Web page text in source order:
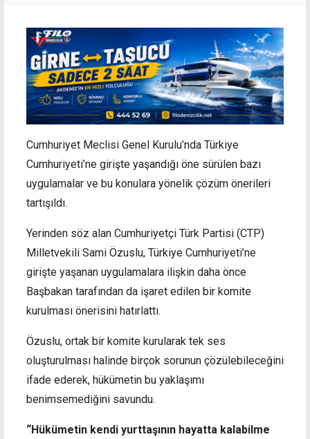
Cumhuriyet Meclisi Genel Kurulu’nda Türkiye
Cumhuriyeti’ne girişte yaşandığı öne sürülen bazı
uygulamalar ve bu konulara yönelik çözüm önerileri
tartışıldı.
Yerinden söz alan Cumhuriyetçi Türk Partisi (CTP)
Milletvekili Sami Özuslu, Türkiye Cumhuriyeti’ne
girişte yaşanan uygulamalara ilişkin daha önce
Başbakan tarafından da işaret edilen bir komite
kurulması önerisini hatırlattı.
Özuslu, ortak bir komite kurularak tek ses
oluşturulması halinde birçok sorunun çözülebileceğini
ifade ederek, hükümetin bu yaklaşımı
benimsemediğini savundu.
“Hükümetin kendi yurttaşının hayatta kalabilme